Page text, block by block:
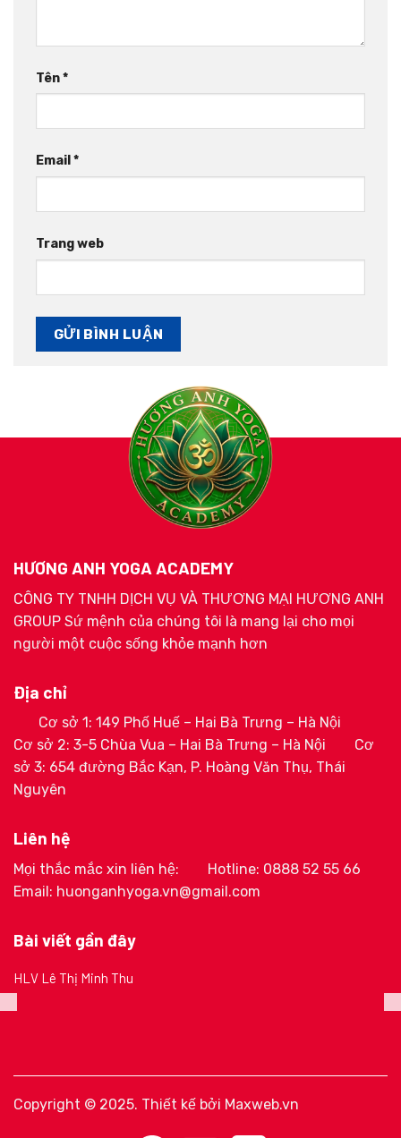
Tên*
Email*
Trang web
HƯƠNG ANH YOGA ACADEMY
CÔNG TY TNHH DỊCH VỤ VÀ THƯƠNG MẠI HƯƠNG ANH
GROUP Sứ mệnh của chúng tôi là mang lại cho mọi
người một cuộc sống khỏe mạnh hơn
Địa chỉ
Cơ sở 1: 149 Phố Huế – Hai Bà Trưng – Hà Nội
Cơ sở 2: 3-5 Chùa Vua – Hai Bà Trưng – Hà Nội
Cơ
sở 3: 654 đường Bắc Kạn, P. Hoàng Văn Thụ, Thái
Nguyên
Liên hệ
Mọi thắc mắc xin liên hệ:
Hotline: 0888 52 55 66
Email: huonganhyoga.vn@gmail.com
Bài viết gần đây
HLV Lê Thị Minh Thu
Copyright © 2025. Thiết kế bởi Maxweb.vn